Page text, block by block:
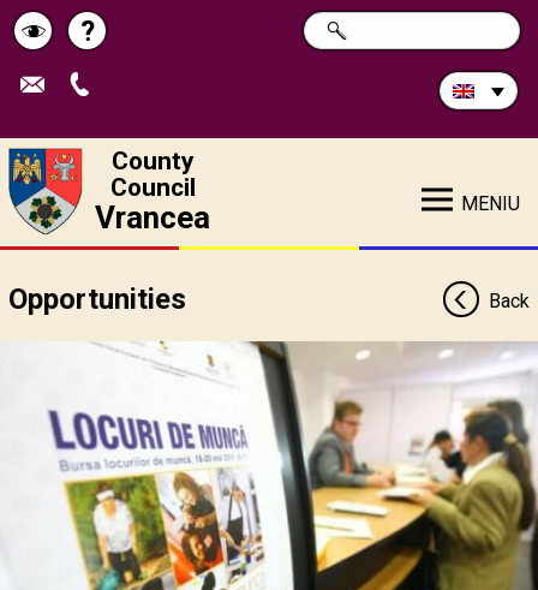
Schimbă
contrastul
Help
?
Search
in
SEARCH
County
Council
Vrancea MENIU
Opportunities Back